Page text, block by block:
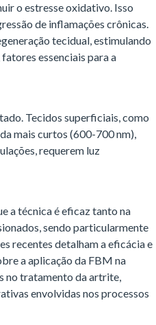
o estresse oxidativo. Isso
de inflamações crônicas.
tecidual, estimulando
essenciais para a
Tecidos superficiais, como
mais curtos (600-700 nm),
requerem luz
a técnica é eficaz tanto na
sendo particularmente
recentes detalham a eficácia e
a aplicação da FBM na
no tratamento da artrite,
envolvidas nos processos